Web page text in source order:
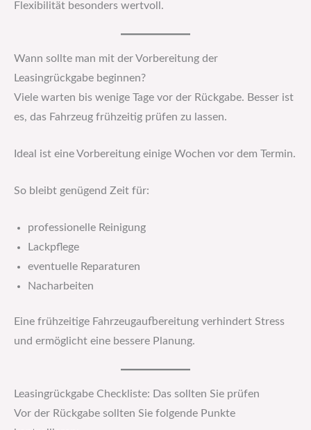
Flexibilität besonders wertvoll.
Wann sollte man mit der Vorbereitung der
Leasingrückgabe beginnen?
Viele warten bis wenige Tage vor der Rückgabe. Besser ist
es, das Fahrzeug frühzeitig prüfen zu lassen.
Ideal ist eine Vorbereitung einige Wochen vor dem Termin.
So bleibt genügend Zeit für:
professionelle Reinigung
Lackpflege
eventuelle Reparaturen
Nacharbeiten
Eine frühzeitige Fahrzeugaufbereitung verhindert Stress
und ermöglicht eine bessere Planung.
Leasingrückgabe Checkliste: Das sollten Sie prüfen
Vor der Rückgabe sollten Sie folgende Punkte